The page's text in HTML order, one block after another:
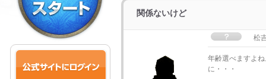
関係ないけど
松
年齢選べますよ
に・・・